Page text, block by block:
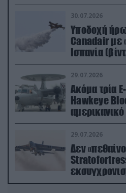
30.07.2026
Υποδοχή
Canadair με
Ισπανία
29.07.2026
Ακόμα τρία
Hawkeye
αμερικανικό
δισ.δολάρια
29.07.2026
Δεν
από τα